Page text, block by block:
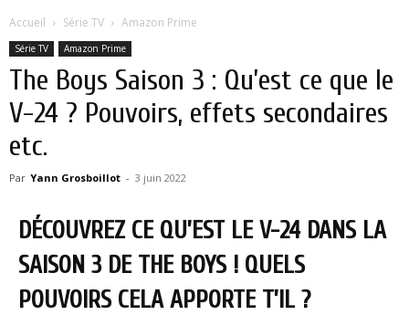
Accueil Série TV Amazon Prime
Série TV Amazon Prime
The Boys Saison 3 : Qu’est ce que le
V-24 ? Pouvoirs, effets secondaires
etc.
Par Yann Grosboillot - 3 juin 2022
DÉCOUVREZ CE QU’EST LE V-24 DANS LA
SAISON 3 DE THE BOYS ! QUELS
POUVOIRS CELA APPORTE T’IL ?